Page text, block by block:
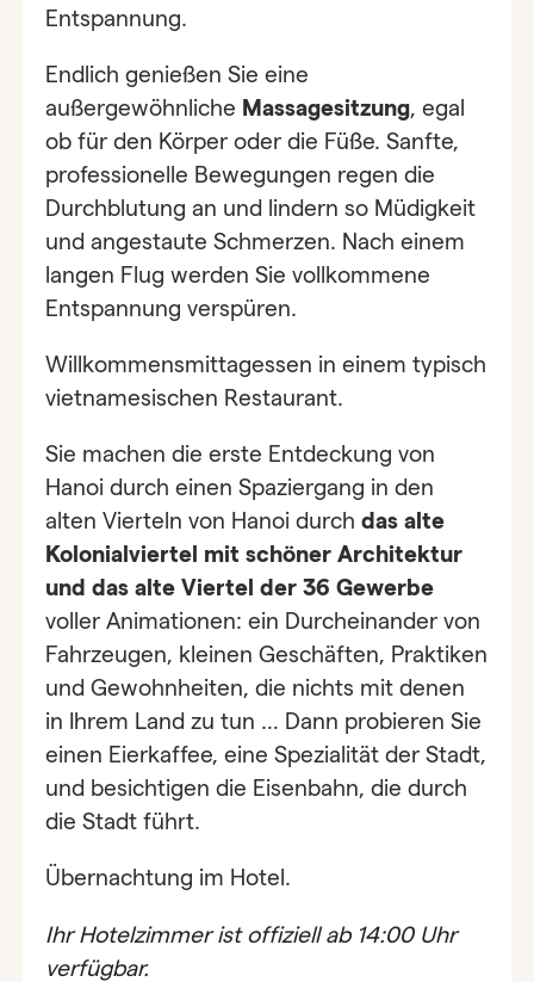
Entspannung.
Endlich genießen Sie eine
außergewöhnliche Massagesitzung, egal
ob für den Körper oder die Füße. Sanfte,
professionelle Bewegungen regen die
Durchblutung an und lindern so Müdigkeit
und angestaute Schmerzen. Nach einem
langen Flug werden Sie vollkommene
Entspannung verspüren.
Willkommensmittagessen in einem typisch
vietnamesischen Restaurant.
Sie machen die erste Entdeckung von
Hanoi durch einen Spaziergang in den
alten Vierteln von Hanoi durchdas alte
Kolonialviertel mit schöner Architektur
und das alte Viertel der 36 Gewerbe
voller Animationen: ein Durcheinander von
Fahrzeugen, kleinen Geschäften, Praktiken
und Gewohnheiten, die nichts mit denen
in Ihrem Land zu tun … Dann probieren Sie
einen Eierkaffee, eine Spezialität der Stadt,
und besichtigen die Eisenbahn, die durch
die Stadt führt.
Übernachtung im Hotel.
Ihr Hotelzimmer ist offiziell ab 14:00 Uhr
verfügbar.